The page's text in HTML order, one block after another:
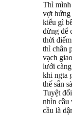
Thì mình
vợt hứng
kiểu gì
đừng để
thời
thì chân
vạch
lưới
khi ngta
thế sẵn
Tuyệt
nhìn cầu
cầu là